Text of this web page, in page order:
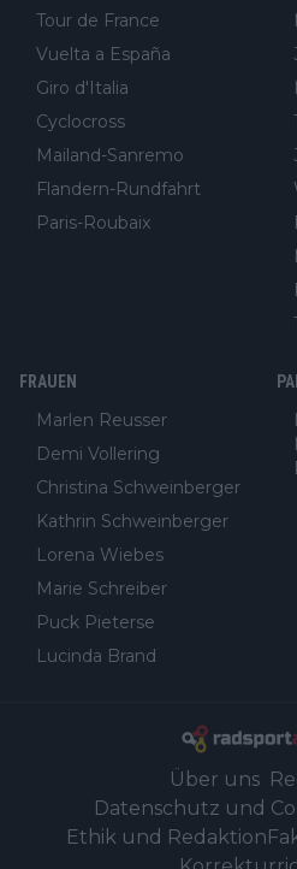
Tour de France
Vuelta a España
Giro d'Italia
Cyclocross
Mailand-Sanremo
Flandern-Rundfahrt
Paris-Roubaix
FRAUEN
Marlen Reusser
Demi Vollering
Christina Schweinberger
Kathrin Schweinberger
Lorena Wiebes
Marie Schreiber
Puck Pieterse
Lucinda Brand
Über uns
Datenschutz und
Ethik und Redaktion